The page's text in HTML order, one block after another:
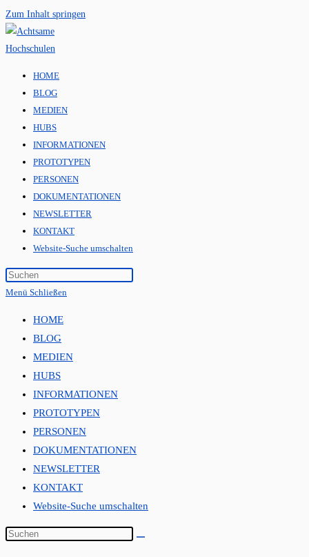
Zum Inhalt springen
HOME
BLOG
MEDIEN
HUBS
INFORMATIONEN
PROTOTYPEN
PERSONEN
DOKUMENTATIONEN
NEWSLETTER
KONTAKT
Website-Suche umschalten
Menü Schließen
HOME
BLOG
MEDIEN
HUBS
INFORMATIONEN
PROTOTYPEN
PERSONEN
DOKUMENTATIONEN
NEWSLETTER
KONTAKT
Website-Suche umschalten